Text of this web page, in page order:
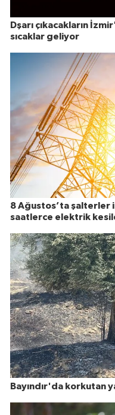
Dşarı çıkacakların
sıcaklar geliyor
8 Ağustos’ta şalterler
saatlerce elektrik
Bayındır'da korkutan